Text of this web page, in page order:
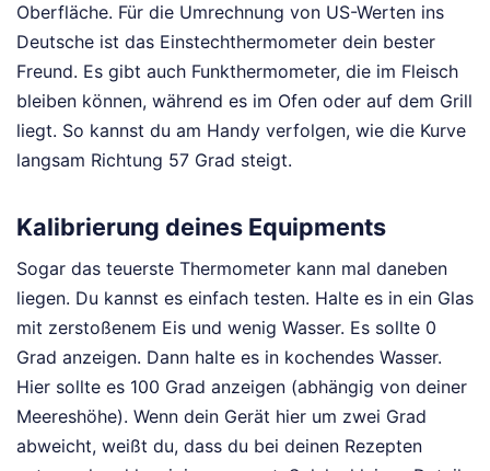
Oberfläche. Für die Umrechnung von US-Werten ins
Deutsche ist das Einstechthermometer dein bester
Freund. Es gibt auch Funkthermometer, die im Fleisch
bleiben können, während es im Ofen oder auf dem Grill
liegt. So kannst du am Handy verfolgen, wie die Kurve
langsam Richtung 57 Grad steigt.
Kalibrierung deines Equipments
Sogar das teuerste Thermometer kann mal daneben
liegen. Du kannst es einfach testen. Halte es in ein Glas
mit zerstoßenem Eis und wenig Wasser. Es sollte 0
Grad anzeigen. Dann halte es in kochendes Wasser.
Hier sollte es 100 Grad anzeigen (abhängig von deiner
Meereshöhe). Wenn dein Gerät hier um zwei Grad
abweicht, weißt du, dass du bei deinen Rezepten